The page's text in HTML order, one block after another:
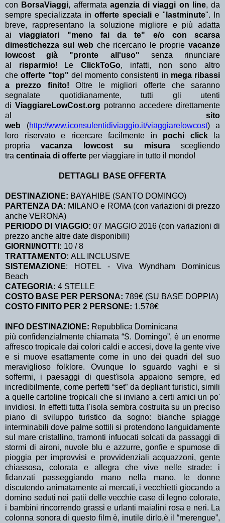
con BorsaViaggi, affermata agenzia di viaggi on line, da
sempre specializzata in offerte specialie " lastminute". In
breve, rappresentano la soluzione migliore e più adatta
aiviaggiatori "meno fai da te" e/o con scarsa
dimestichezza sul web che ricercano le proprievacanze
lowcost già "pronte all'uso" senza rinunciare
al risparmio! LeClickToGo, infatti, non sono altro
cheofferte "top" del momento consistenti in mega ribassi
a prezzo finito! Oltre le migliori offerte che saranno
segnalate quotidianamente, tutti gli utenti
di ViaggiareLowCost.org potranno accedere direttamente
al sito
web (http://www.iconsulentidiviaggio.it/viaggiarelowcost) a
loro riservato e ricercare facilmente in pochi clickla
propriavacanza lowcost su misurascegliendo
tra centinaia di offerte per viaggiare in tutto il mondo!
DETTAGLI BASE OFFERTA
DESTINAZIONE: BAYAHIBE (SANTO DOMINGO)
PARTENZA DA: MILANO e ROMA (con variazioni di prezzo
anche VERONA)
PERIODO DI VIAGGIO:07 MAGGIO 2016 (con variazioni di
prezzo anche altre date disponibili)
GIORNI/NOTTI: 10 / 8
TRATTAMENTO: ALL INCLUSIVE
SISTEMAZIONE: HOTEL - Viva Wyndham Dominicus
Beach
CATEGORIA: 4 STELLE
COSTO BASE PER PERSONA: 789€ (SU BASE DOPPIA)
COSTO FINITO PER 2 PERSONE: 1.578€
INFO DESTINAZIONE: Repubblica Dominicana
più confidenzialmente chiamata “S. Domingo”, è un enorme
affresco tropicale dai colori caldi e accesi, dove la gente vive
e si muove esattamente come in uno dei quadri del suo
meraviglioso folklore. Ovunque lo sguardo vaghi e si
soffermi, i paesaggi di quest'isola appaiono sempre, ed
incredibilmente, come perfetti “set” da depliant turistici, simili
a quelle cartoline tropicali che si inviano a certi amici un po'
invidiosi. In effetti tutta l'isola sembra costruita su un preciso
piano di sviluppo turistico da sogno: bianche spiagge
interminabili dove palme sottili si protendono languidamente
sul mare cristallino, tramonti infuocati solcati da passaggi di
stormi di aironi, nuvole blu e azzurre, gonfie e spumose di
pioggia per improvvisi e provvidenziali acquazzoni, gente
chiassosa, colorata e allegra che vive nelle strade: i
fidanzati passeggiando mano nella mano, le donne
discutendo animatamente ai mercati, i vecchietti giocando a
domino seduti nei patii delle vecchie case di legno colorate,
i bambini rincorrendo grassi e urlanti maialini rosa e neri. La
colonna sonora di questo film è, inutile dirlo,è il “merengue”,